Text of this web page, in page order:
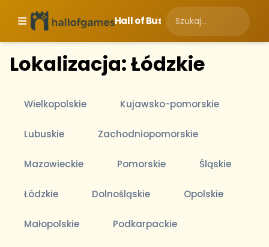
Hall of Business
Lokalizacja: Łódzkie
Wielkopolskie Kujawsko-pomorskie
Lubuskie Zachodniopomorskie
Mazowieckie Pomorskie Śląskie
Łódzkie Dolnośląskie Opolskie
Małopolskie Podkarpackie